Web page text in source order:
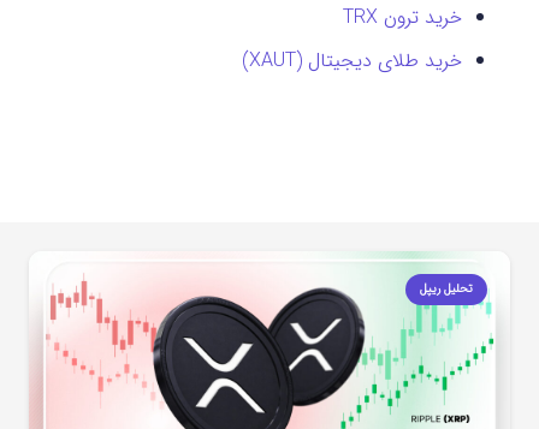
خرید ترون TRX
خرید طلای دیجیتال (XAUT)
تحلیل ریپل